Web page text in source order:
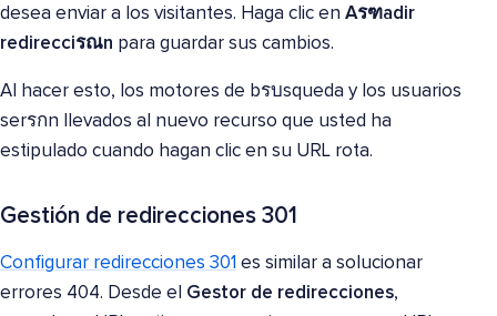
desea enviar a los visitantes. Haga clic en Aรฑadir
redirecciรณn para guardar sus cambios.
Al hacer esto, los motores de bรบsqueda y los usuarios
serรกn llevados al nuevo recurso que usted ha
estipulado cuando hagan clic en su URL rota.
Gestión de redirecciones 301
Configurar redirecciones 301 es similar a solucionar
errores 404. Desde el Gestor de redirecciones,